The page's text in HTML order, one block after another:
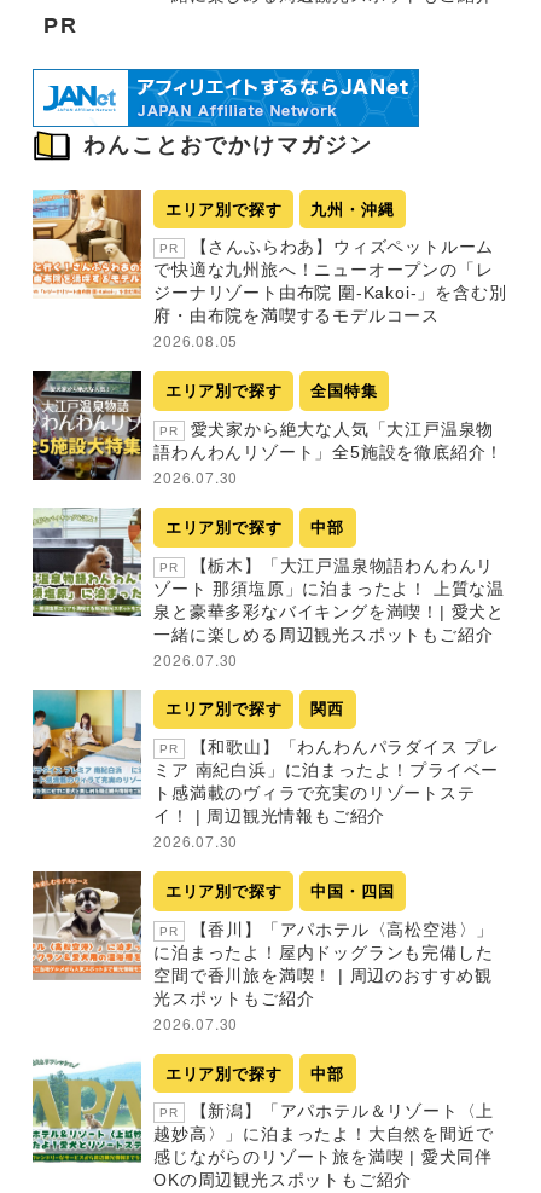
PR
わんことおでかけマガジン
エリア別で探す 九州・沖縄
PR
【さんふらわあ】ウィズペットルーム
で快適な九州旅へ！ニューオープンの「レ
ジーナリゾート由布院 圍-Kakoi-」を含む別
府・由布院を満喫するモデルコース
2026.08.05
エリア別で探す 全国特集
PR
愛犬家から絶大な人気「大江戸温泉物
語わんわんリゾート」全5施設を徹底紹介！
2026.07.30
エリア別で探す 中部
PR
【栃木】「大江戸温泉物語わんわんリ
ゾート 那須塩原」に泊まったよ！ 上質な温
泉と豪華多彩なバイキングを満喫！| 愛犬と
一緒に楽しめる周辺観光スポットもご紹介
2026.07.30
エリア別で探す 関西
PR
【和歌山】「わんわんパラダイス プレ
ミア 南紀白浜」に泊まったよ！プライベー
ト感満載のヴィラで充実のリゾートステ
イ！ | 周辺観光情報もご紹介
2026.07.30
エリア別で探す 中国・四国
PR
【香川】「アパホテル〈高松空港〉」
に泊まったよ！屋内ドッグランも完備した
空間で香川旅を満喫！ | 周辺のおすすめ観
光スポットもご紹介
2026.07.30
エリア別で探す 中部
PR
【新潟】「アパホテル＆リゾート〈上
越妙高〉」に泊まったよ！大自然を間近で
感じながらのリゾート旅を満喫 | 愛犬同伴
OKの周辺観光スポットもご紹介